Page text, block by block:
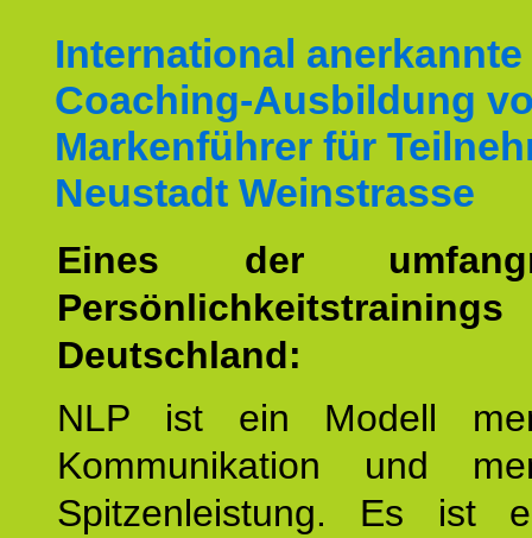
International anerkannte
Coaching-Ausbildung
Markenführer für
Neustadt Weinstrasse
Eines der
Deutschland:
NLP ist ein Modell
Kommunikation und
Spitzenleistung. Es ist